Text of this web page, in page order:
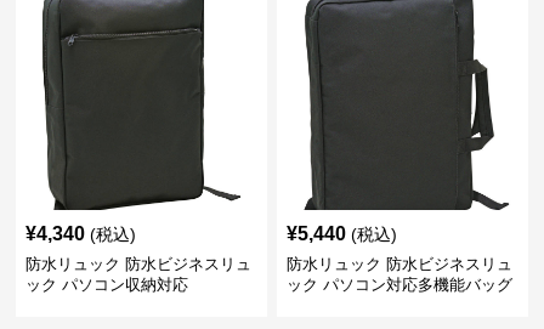
¥4,340 (税込)
防水リュック 防水ビジネスリュ
ック パソコン収納対応
¥5,440 (税込)
防水リュック 防水ビジネスリュ
ック パソコン対応多機能バッグ